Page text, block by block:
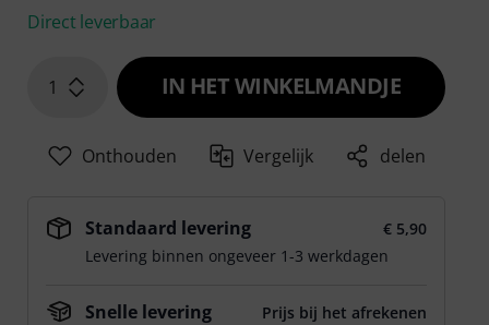
Direct leverbaar
1 IN HET WINKELMANDJE
Onthouden Vergelijk delen
Standaard levering
€ 5,90
Levering binnen ongeveer 1-3 werkdagen
Snelle levering
Prijs bij het afrekenen